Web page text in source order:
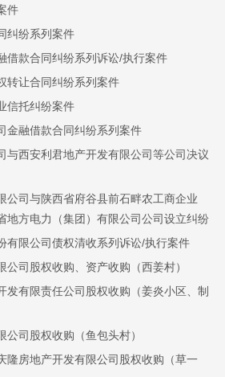
件
纠纷系列案件
借款合同纠纷系列诉讼/执行案件
转让合同纠纷系列案件
信托纠纷案件
金融借款合同纠纷系列案件
与西安利君地产开发有限公司等公司决议
公司与陕西省府谷县前石畔农工商企业
地方电力（集团）有限公司公司设立纠纷
有限公司债权清收系列诉讼/执行案件
公司股权收购、资产收购（西姜村）
发有限责任公司股权收购（姜炎小区、制
公司股权收购（鱼包头村）
隆房地产开发有限公司股权收购（草一